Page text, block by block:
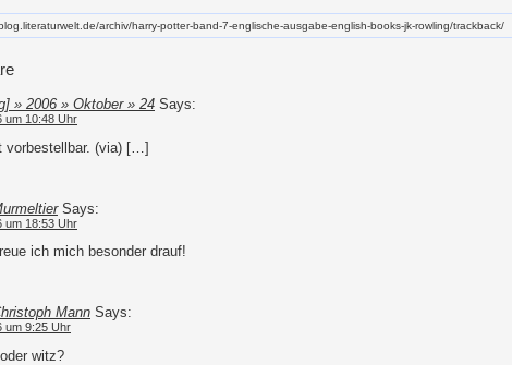
archiv/harry-potter-band-7-englische-ausgabe-english-books-jk-rowling/trackback/
» 2006 » Oktober » 24 Says:
um 10:48 Uhr
(via) […]
Says:
um 18:53 Uhr
ich mich besonder drauf!
Mann Says:
um 9:25 Uhr
witz?